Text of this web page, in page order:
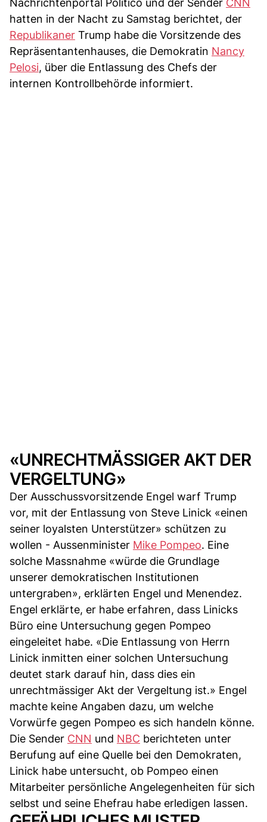
Nachrichtenportal Politico und der Sender CNN
hatten in der Nacht zu Samstag berichtet, der
Republikaner Trump habe die Vorsitzende des
Repräsentantenhauses, die Demokratin Nancy
Pelosi, über die Entlassung des Chefs der
internen Kontrollbehörde informiert.
«UNRECHTMÄSSIGER AKT DER
VERGELTUNG»
Der Ausschussvorsitzende Engel warf Trump
vor, mit der Entlassung von Steve Linick «einen
seiner loyalsten Unterstützer» schützen zu
wollen - Aussenminister Mike Pompeo. Eine
solche Massnahme «würde die Grundlage
unserer demokratischen Institutionen
untergraben», erklärten Engel und Menendez.
Engel erklärte, er habe erfahren, dass Linicks
Büro eine Untersuchung gegen Pompeo
eingeleitet habe. «Die Entlassung von Herrn
Linick inmitten einer solchen Untersuchung
deutet stark darauf hin, dass dies ein
unrechtmässiger Akt der Vergeltung ist.» Engel
machte keine Angaben dazu, um welche
Vorwürfe gegen Pompeo es sich handeln könne.
Die Sender CNN und NBC berichteten unter
Berufung auf eine Quelle bei den Demokraten,
Linick habe untersucht, ob Pompeo einen
Mitarbeiter persönliche Angelegenheiten für sich
selbst und seine Ehefrau habe erledigen lassen.